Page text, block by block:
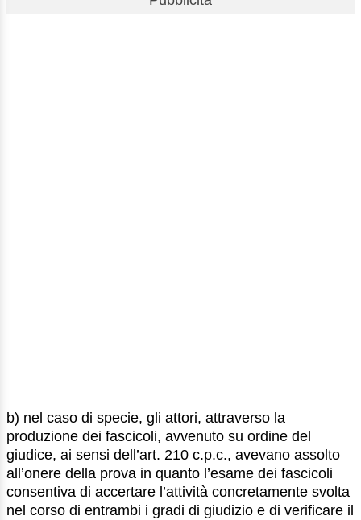
b) nel caso di specie, gli attori, attraverso la
produzione dei fascicoli, avvenuto su ordine del
giudice, ai sensi dell’art. 210 c.p.c., avevano assolto
all’onere della prova in quanto l’esame dei fascicoli
consentiva di accertare l’attività concretamente svolta
nel corso di entrambi i gradi di giudizio e di verificare il